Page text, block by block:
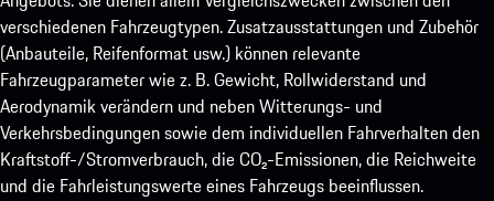
verschiedenen Fahrzeugtypen. Zusatzausstattungen und Zubehör
(Anbauteile, Reifenformat usw.) können relevante
Fahrzeugparameter wie z. B. Gewicht, Rollwiderstand und
Aerodynamik verändern und neben Witterungs- und
Verkehrsbedingungen sowie dem individuellen Fahrverhalten den
Kraftstoff-/Stromverbrauch, die CO₂-Emissionen, die Reichweite
und die Fahrleistungswerte eines Fahrzeugs beeinflussen.